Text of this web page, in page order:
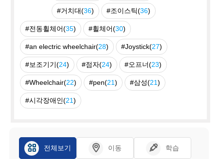
#거치대(36) #조이스틱(36)
#전동휠체어(35) #휠체어(30)
#an electric wheelchair(28) #Joystick(27)
#보조기기(24) #점자(24) #오프너(23)
#Wheelchair(22) #pen(21) #삼성(21)
#시각장애인(21)
전체보기 이동 학습